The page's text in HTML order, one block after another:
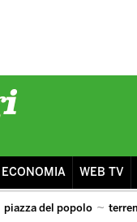
ECONOMIA WEB TV
piazza del popolo